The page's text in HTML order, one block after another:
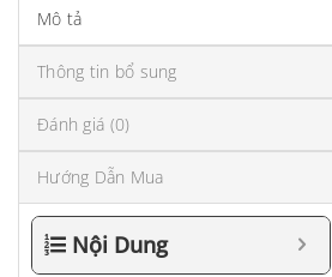
Mô tả
Thông tin bổ sung
Đánh giá (0)
Hướng Dẫn Mua
Nội Dung